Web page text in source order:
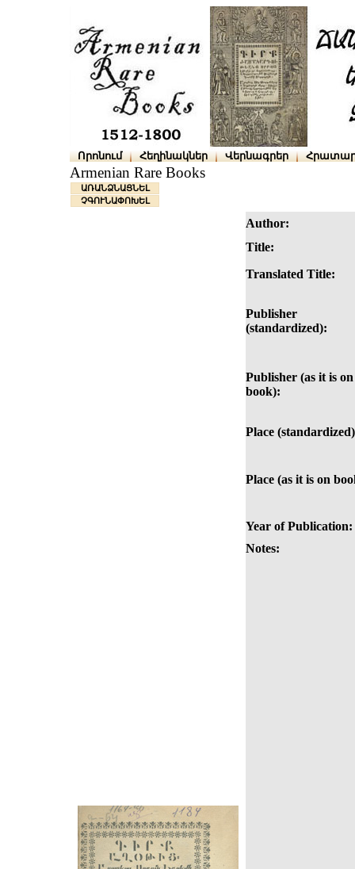
Որոնում Հեղինակներ Վերնագրեր
Armenian Rare Books
ԱՌԱՆՁՆԱՑՆԵԼ
ՉԳՈՒՆԱՓՈԽԵԼ
Author:
Title:
Translated Title:
Publisher
(standardized):
Publisher (as it is on
book):
Place
Place (as it is on
Year of Publication:
Notes: